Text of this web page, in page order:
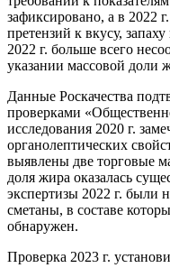
зафиксировано, а в 2022
претензий к вкусу,
2022 г. больше всего
указании массовой доли
Данные Роскачества
проверками
исследования 2020 г.
органолептических
выявлены две торговые
доля жира оказалась
экспертизы 2022 г. были
сметаны, в составе
обнаружен.
Проверка 2023 г.